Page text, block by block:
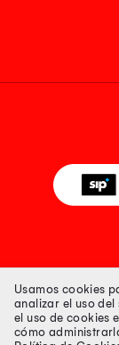
Usamos cookies
analizar el uso del
el uso de cookies
cómo